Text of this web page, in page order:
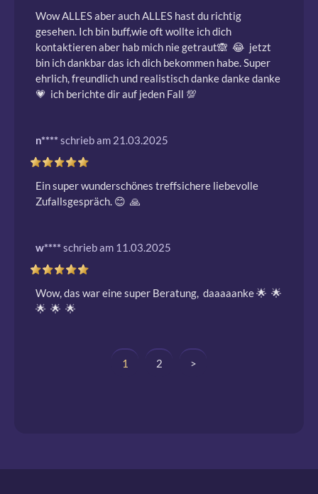
Wow ALLES aber auch ALLES hast du richtig
gesehen. Ich bin buff,wie oft wollte ich dich
kontaktieren aber hab mich nie getraut🙈  😂  jetzt
bin ich dankbar das ich dich bekommen habe. Super
ehrlich, freundlich und realistisch danke danke danke
💗  ich berichte dir auf jeden Fall 💯
n****schrieb am 21.03.2025
Ein super wunderschönes treffsichere liebevolle
Zufallsgespräch. 😊  🙏
w****schrieb am 11.03.2025
Wow, das war eine super Beratung,  daaaaanke 🌟  🌟
🌟  🌟  🌟
1 2 >